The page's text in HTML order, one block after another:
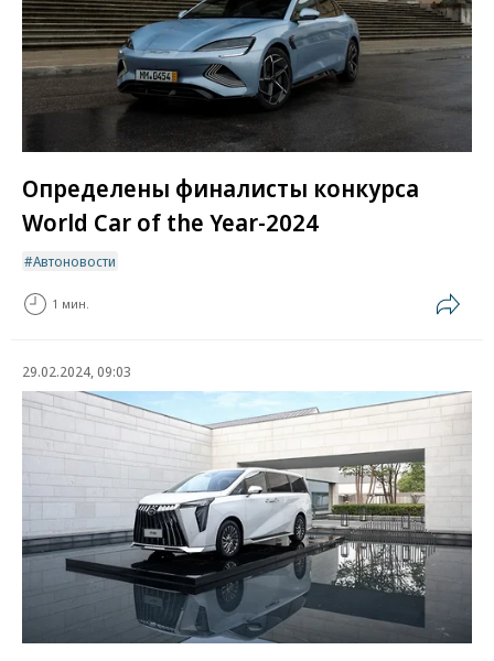
Определены финалисты конкурса
World Car of the Year-2024
Автоновости
1 мин.
29.02.2024, 09:03